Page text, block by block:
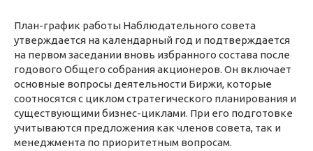
План-график работы Наблюдательного совета
утверждается на календарный год и подтверждается
на первом заседании вновь избранного состава после
годового Общего собрания акционеров. Он включает
основные вопросы деятельности Биржи, которые
соотносятся с циклом стратегического планирования и
существующими бизнес-циклами. При его подготовке
учитываются предложения как членов совета, так и
менеджмента по приоритетным вопросам.